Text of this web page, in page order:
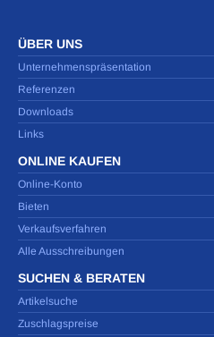
ÜBER UNS
Unternehmenspräsentation
Referenzen
Downloads
Links
ONLINE KAUFEN
Online-Konto
Bieten
Verkaufsverfahren
Alle Ausschreibungen
SUCHEN & BERATEN
Artikelsuche
Zuschlagspreise